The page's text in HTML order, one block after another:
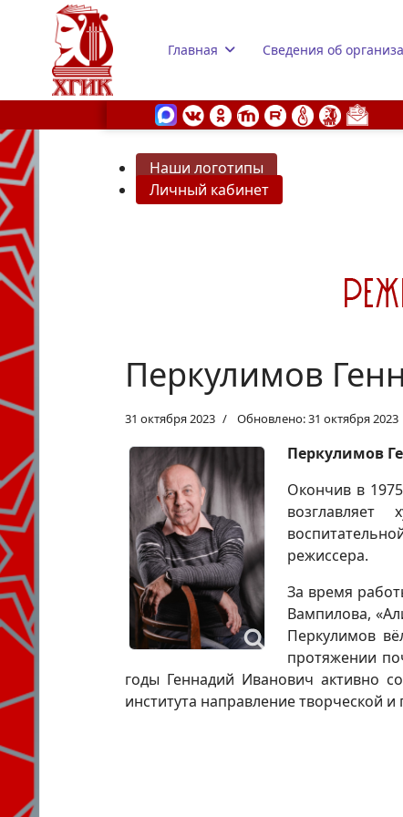
Главная Сведения об
Наши логотипы
Личный кабинет
Перкулимов
31 октября 2023 Обновлено: 31 октября 2023
Перкулимов
Окончив в
возглавляет
режиссера.
За время
Вампилова,
Перкулимов
протяжении
годы Геннадий Иванович активно
института направление творческой и